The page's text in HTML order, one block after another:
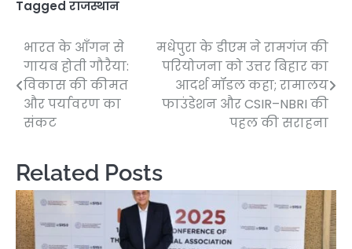
Tagged राजस्थान
Post
navigation
भारत के आँगन से
गायब होती गौरैया:
विकास की कीमत
और पर्यावरण का
संकट
मधेपुरा के डीएम ने रामगंज की
परियोजना को उत्तर बिहार का
आदर्श मॉडल कहा; रामालय
फाउंडेशन और CSIR–NBRI की
पहल की सराहना
Related Posts